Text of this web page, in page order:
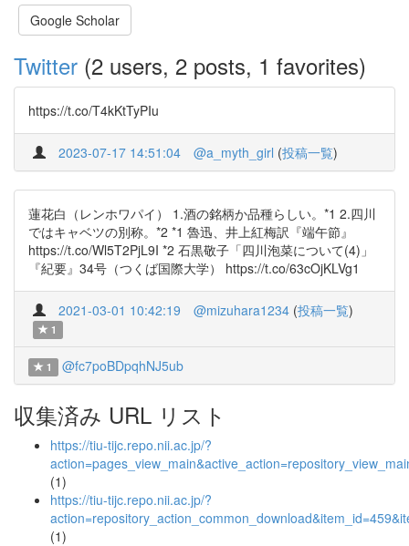
Google Scholar
Twitter (2 users, 2 posts, 1 favorites)
https://t.co/T4kKtTyPIu
2023-07-17 14:51:04 @a_myth_girl (投稿一覧)
蓮花白（レンホワパイ） 1.酒の銘柄か品種らしい。*1 2.四川
ではキャベツの別称。*2 *1 魯迅、井上紅梅訳『端午節』
https://t.co/Wl5T2PjL9I *2 石黒敬子「四川泡菜について(4)」
『紀要』34号（つくば国際大学） https://t.co/63cOjKLVg1
2021-03-01 10:42:19 @mizuhara1234 (投稿一覧)
1
1 @fc7poBDpqhNJ5ub
収集済み URL リスト
https://tiu-tijc.repo.nii.ac.jp/?
(1)
https://tiu-tijc.repo.nii.ac.jp/?
(1)